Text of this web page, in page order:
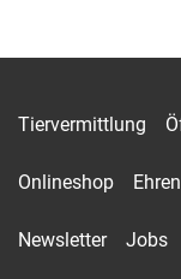
Tiervermittlung
Onlineshop
Newsletter Jobs